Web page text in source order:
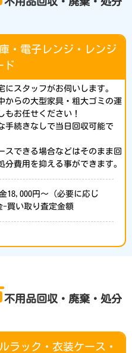
・電子レンジ・レンジ
ド
にスタッフがお伺いします。
からの大型家具・粗大ゴミの運
もお任せください！
手続きなしで当日回収可能で
スできる場合などはそのまま回
分費用を抑える事ができます。
18,000円～（必要に応じ
-買い取り査定金額
不用品回収・廃棄・処分
ラック・衣装ケース・